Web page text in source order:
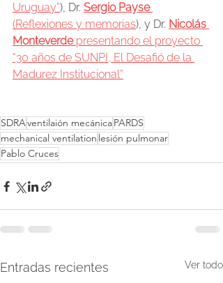
Uruguay”), Dr. Sergio Payse
(Reflexiones y memorias), y Dr. Nicolás
Monteverde presentando el proyecto
“30 años de SUNPI, El Desafió de la
Madurez Institucional”
SDRAventilaión mecánicaPARDS
mechanical ventilation lesión pulmonar
Pablo Cruces
Entradas recientes Ver todo